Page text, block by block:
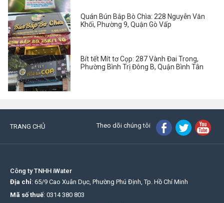
Quán Bún Bắp Bò Chìa: 228 Nguyễn Văn
Khối, Phường 9, Quận Gò Vấp
Bít tết Mít tơ Cọp: 287 Vành Đai Trong,
Phường Bình Trị Đông B, Quận Bình Tân
TRANG CHỦ Theo dõi chúng tôi
Công ty TNHH iWater
Địa chỉ: 65/9 Cao Xuân Dục, Phường Phú Định, Tp. Hồ Chí Minh
Mã số thuế: 0314 380 803